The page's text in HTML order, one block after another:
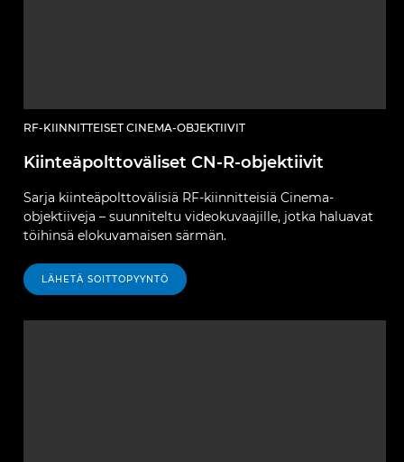
RF-KIINNITTEISET CINEMA-OBJEKTIIVIT
Kiinteäpolttoväliset CN-R-objektiivit
Sarja kiinteäpolttovälisiä RF-kiinnitteisiä Cinema-
objektiiveja – suunniteltu videokuvaajille, jotka haluavat
töihinsä elokuvamaisen särmän.
LÄHETÄ SOITTOPYYNTÖ